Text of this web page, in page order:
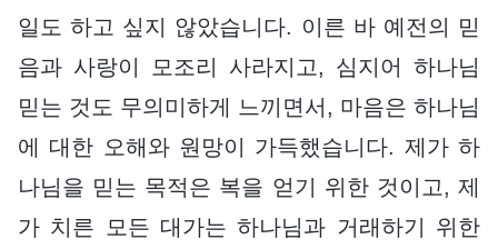
일도 하고 싶지 않았습니다. 이른 바 예전의 믿
음과 사랑이 모조리 사라지고, 심지어 하나님
믿는 것도 무의미하게 느끼면서, 마음은 하나님
에 대한 오해와 원망이 가득했습니다. 제가 하
나님을 믿는 목적은 복을 얻기 위한 것이고, 제
가 치른 모든 대가는 하나님과 거래하기 위한